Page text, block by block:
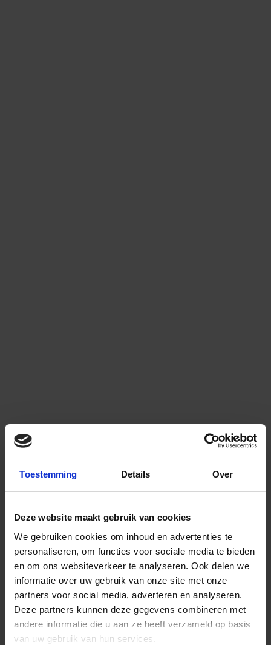
Toestemming Details Over
Deze website maakt gebruik van cookies
We gebruiken cookies om inhoud en advertenties te
personaliseren, om functies voor sociale media te bieden
en om ons websiteverkeer te analyseren. Ook delen we
informatie over uw gebruik van onze site met onze
partners voor social media, adverteren en analyseren.
Deze partners kunnen deze gegevens combineren met
andere informatie die u aan ze heeft verzameld op basis
van uw gebruik van hun services.